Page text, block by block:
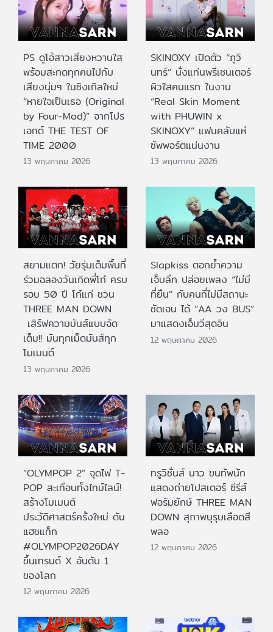
PS ดูโอ้สาวเสียงหวานใส
พร้อมสะกดทุกคนไปกับ
เสียงนุ่มๆ ในซิงเกิลใหม่
“หายใจเป็นเธอ (Original
by Four-Mod)” จากโปร
เจกต์ THE TEST OF
TIME 2000
13 พฤษภาคม 2026
SKINOXY เปิดตัว “ภูวิ
นทร์” นั่งแท่นพรีเซนเตอร์
ผิวใสคนแรก ในงาน
“Real Skin Moment
with PHUWIN x
SKINOXY” แฟนคลับแห่
ซัพพอร์ตแน่นงาน
13 พฤษภาคม 2026
สยามแตก! วัยรุ่นเต็มพื้นที่
ร่วมฉลองวันเกิดพี่โก๋ ครบ
รอบ 50 ปี โก๋แก่ ชวน
THREE MAN DOWN
เสิร์ฟความมันส์แบบจัด
เต็ม!! มันทุกเม็ดมันส์ทุก
โมเมนต์
13 พฤษภาคม 2026
Slapkiss ตอกย้ำความ
เจ็บลึก ปล่อยเพลง “ไม่มี
ที่ยืน” กับคนที่ไม่มีสถานะ
ชัดเจน ได้ “AA วง BUS”
มาแสดงเอ็มวีสุดอิน
12 พฤษภาคม 2026
“OLYMPOP 2” จุดไฟ T-
POP สะเทือนทั้งไทม์ไลน์!
สร้างโมเมนต์
ประวัติศาสตร์ครั้งใหม่ ดัน
แฮชแท็ก
#OLYMPOP2026DAY
ขึ้นเทรนด์ X อันดับ 1
ของโลก
12 พฤษภาคม 2026
ทรูวิชั่นส์ นาว ขนทัพนัก
แสดงถ่ายโปสเตอร์ ซีรีส์
ฟอร์มยักษ์ THREE MAN
DOWN สุภาพบุรุษเลือดสี
พลอ
12 พฤษภาคม 2026